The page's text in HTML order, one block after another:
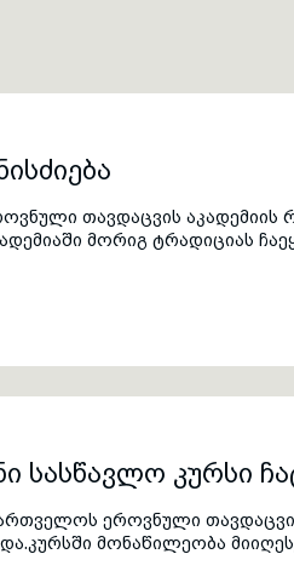
თავდაცვის აკადემიის
მორიგ ტრადიციას
სასწავლო კურსი
ეროვნული
მონაწილეობა